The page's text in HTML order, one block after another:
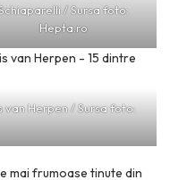
/ Sursa foto:
Hepta.ro
van Herpen / Sursa foto: